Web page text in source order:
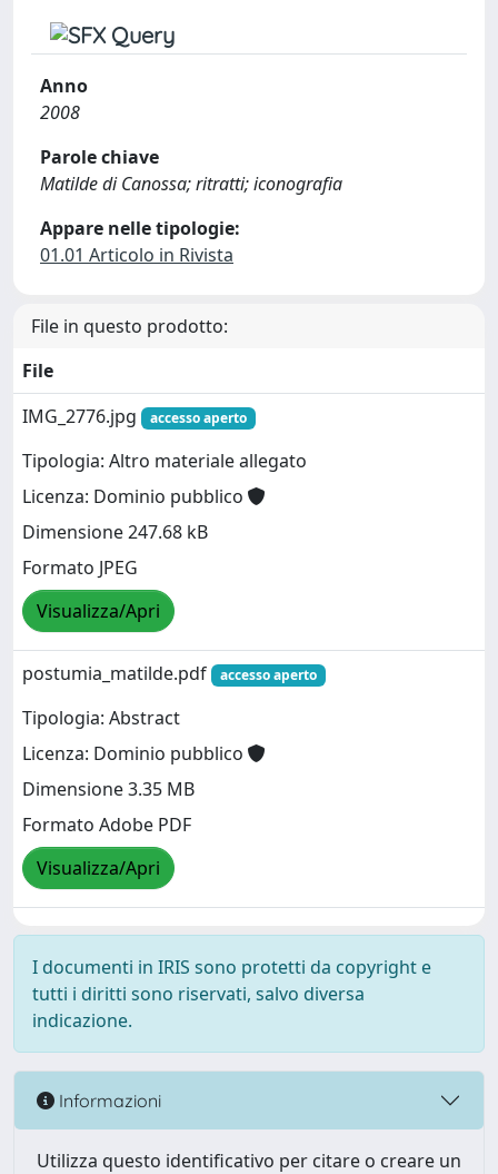
Anno
2008
Parole chiave
Matilde di Canossa; ritratti; iconografia
Appare nelle tipologie:
01.01 Articolo in Rivista
File in questo prodotto:
File
IMG_2776.jpg
accesso aperto
Tipologia: Altro materiale allegato
Licenza: Dominio pubblico
Dimensione 247.68 kB
Formato JPEG
Visualizza/Apri
postumia_matilde.pdf accesso aperto
Tipologia: Abstract
Licenza: Dominio pubblico
Dimensione 3.35 MB
Formato Adobe PDF
Visualizza/Apri
I documenti in IRIS sono protetti da copyright e
tutti i diritti sono riservati, salvo diversa
indicazione.
Informazioni
Utilizza questo identificativo per citare o creare un